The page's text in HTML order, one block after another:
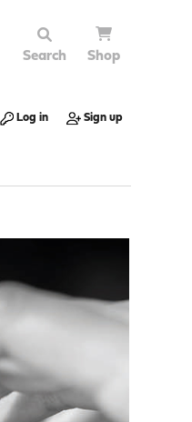
Search Shop
Log in Sign up